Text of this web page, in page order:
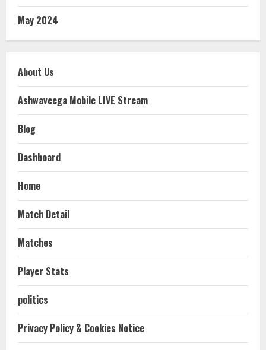
May 2024
About Us
Ashwaveega Mobile LIVE Stream
Blog
Dashboard
Home
Match Detail
Matches
Player Stats
politics
Privacy Policy & Cookies Notice